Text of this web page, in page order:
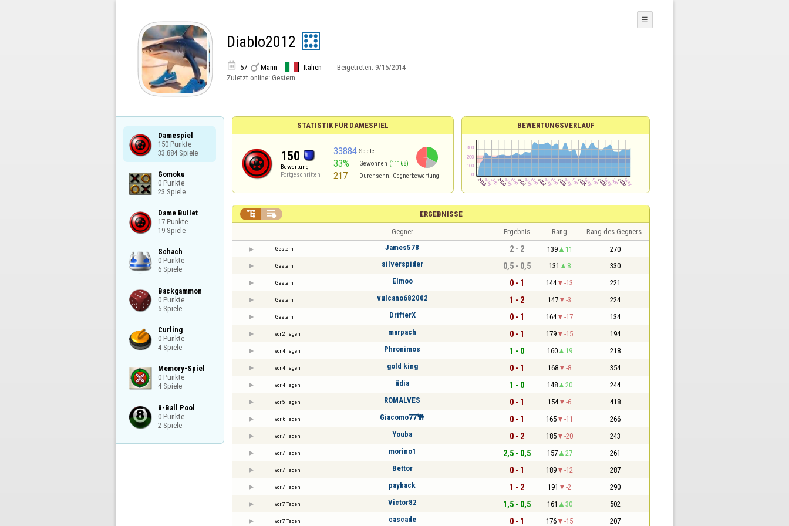
Diablo2012
 57 Mann Italien Beigetreten: 9/15/2014
Zuletzt online: Gestern
☰
Damespiel
150 Punkte
33.884 Spiele
Gomoku
0 Punkte
23 Spiele
Dame Bullet
17 Punkte
19 Spiele
Schach
0 Punkte
6 Spiele
Backgammon
0 Punkte
5 Spiele
Curling
0 Punkte
4 Spiele
Memory-Spiel
0 Punkte
4 Spiele
8-Ball Pool
0 Punkte
2 Spiele
STATISTIK FÜR DAMESPIEL
150
Bewertung
Fortgeschritten
33884 Spiele
33% Gewonnen (11168)
217 Durchschn. Gegnerbewertung
BEWERTUNGSVERLAUF
ERGEBNISSE
 
Gegner Ergebnis Rang Rang des Gegners
Gestern James578 2 - 2 139 11 270
Gestern silverspider 0,5 - 0,5 131 8 330
Gestern Elmoo 0 - 1 144 -13 221
Gestern vulcano682002 1 - 2 147 -3 224
Gestern DrifterX 0 - 1 164 -17 134
vor 2 Tagen marpach 0 - 1 179 -15 194
vor 4 Tagen Phronimos 1 - 0 160 19 218
vor 4 Tagen gold king 0 - 1 168 -8 354
vor 4 Tagen ädia 1 - 0 148 20 244
vor 5 Tagen ROMALVES 0 - 1 154 -6 418
vor 6 Tagen Giacomo77🐫 0 - 1 165 -11 266
vor 7 Tagen Youba 0 - 2 185 -20 243
vor 7 Tagen morino1 2,5 - 0,5 157 27 261
vor 7 Tagen Bettor 0 - 1 189 -12 287
vor 7 Tagen payback 1 - 2 191 -2 290
vor 7 Tagen Victor82 1,5 - 0,5 161 30 502
vor 7 Tagen cascade 0 - 1 176 -15 207